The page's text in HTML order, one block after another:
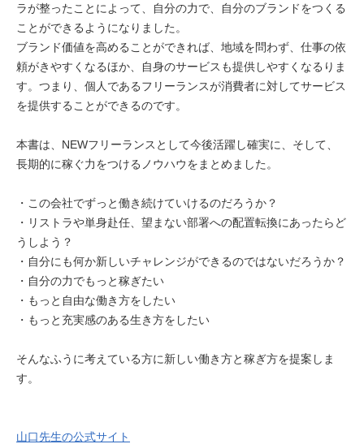
ラが整ったことによって、自分の力で、自分のブランドをつくる
ことができるようになりました。
ブランド価値を高めることができれば、地域を問わず、仕事の依
頼がきやすくなるほか、自身のサービスも提供しやすくなるりま
す。つまり、個人であるフリーランスが消費者に対してサービス
を提供することができるのです。
本書は、NEWフリーランスとして今後活躍し確実に、そして、
長期的に稼ぐ力をつけるノウハウをまとめました。
・この会社でずっと働き続けていけるのだろうか？
・リストラや単身赴任、望まない部署への配置転換にあったらど
うしよう？
・自分にも何か新しいチャレンジができるのではないだろうか？
・自分の力でもっと稼ぎたい
・もっと自由な働き方をしたい
・もっと充実感のある生き方をしたい
そんなふうに考えている方に新しい働き方と稼ぎ方を提案しま
す。
山口先生の公式サイト